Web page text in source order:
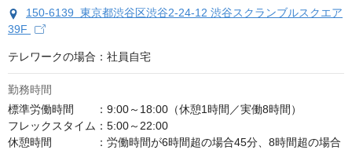
150-6139 東京都渋谷区渋谷2-24-12 渋谷スクランブルスクエア
39F
テレワークの場合：社員自宅
勤務時間
標準労働時間　　：9:00～18:00（休憩1時間／実働8時間）
フレックスタイム：5:00～22:00
休憩時間　　　　：労働時間が6時間超の場合45分、8時間超の場合